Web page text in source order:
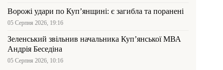
Ворожі удари по Куп’янщині: є загибла та поранені
05 Серпня 2026, 19:16
Зеленський звільнив начальника Купʼянської МВА
Андрія Беседіна
05 Серпня 2026, 10:16